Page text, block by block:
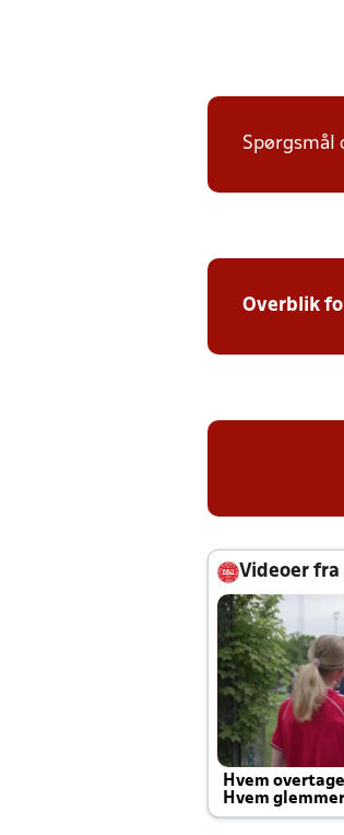
Spørgsmål
Overblik
Videoer fra
Hvem
Hvem
Joachim altid